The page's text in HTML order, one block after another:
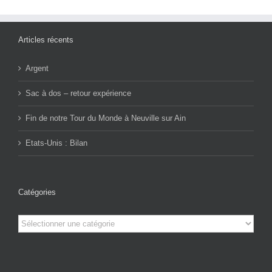
Articles récents
Argent
Sac à dos – retour expérience
Fin de notre Tour du Monde à Neuville sur Ain
Etats-Unis : Bilan
Catégories
Catégories